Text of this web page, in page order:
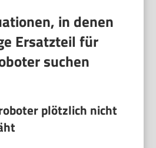
in denen
Ersatzteil für
suchen
plötzlich nicht